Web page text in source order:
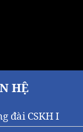
HỆ
đài CSKH I